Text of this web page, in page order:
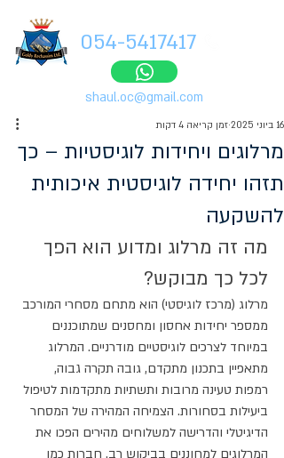
054-5417417
shaul.oc@gmail.com
מרלוגים ויחידות לוגיסטיות – כך
תזהו יחידה לוגיסטית איכותית
להשקעה
16 ביוני 2025 זמן קריאה 4 דקות
מה זה מרלוג ומדוע הוא הפך
לכל כך מבוקש?
מרלוג (מרכז לוגיסטי) הוא מתחם מסחרי המורכב
ממספר יחידות אחסון ומחסנים שמתוכננים
במיוחד לצרכים לוגיסטיים מודרניים. המרלוג
מתאפיין בתכנון מתקדם, גובה תקרה גבוה,
רמפות טעינה מרובות ותשתיות מתקדמות לטיפול
ביעילות בסחורות. הצמיחה המהירה של המסחר
הדיגיטלי והדרישה למשלוחים מהירים הפכו את
המרלוגים למחוננים בביקוש רב. חברות כמו